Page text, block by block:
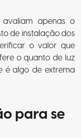
avaliam apenas o
de instalação dos
o valor que
o quanto de luz
é algo de extrema
para se